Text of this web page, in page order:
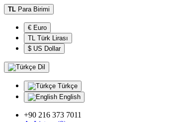
TL Para Birimi
€ Euro
TL Türk Lirası
$ US Dollar
Dil
Türkçe
English
+90 216 373 7011